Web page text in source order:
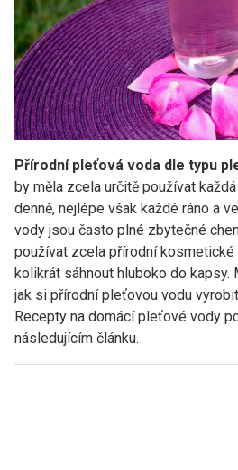
Přírodní pleťová voda dle typu
by měla zcela určitě používat
denně, nejlépe však každé ráno a
vody jsou často plné zbytečné
používat zcela přírodní kosmetické
kolikrát sáhnout hluboko do kapsy.
jak si přírodní pleťovou vodu
Recepty na domácí pleťové vody
následujícím článku.